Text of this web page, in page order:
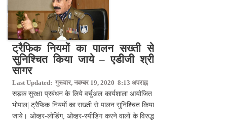
ट्रैफिक नियमों का पालन सख्ती से
सुनिश्चित किया जाये – एडीजी श्री
सागर
Last Updated: गुरूवार, नवम्बर 19, 2020 8:13 अपराह्न
सड़क सुरक्षा प्रबंधन के लिये वर्चुअल कार्यशाला आयोजित
भोपाल| ट्रैफिक नियमों का सख्ती से पालन सुनिश्चित किया
जाये। ओव्हर-लोडिंग, ओव्हर-स्पीडिंग करने वालों के विरुद्ध